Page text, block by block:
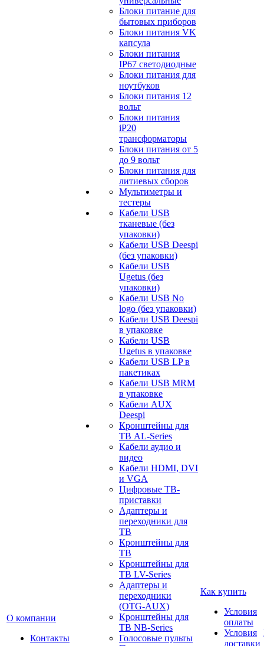
О компании
Контакты
Блоки питание для
бытовых приборов
Блоки питания VK
капсула
Блоки питания
IP67 светодиодные
Блоки питания для
ноутбуков
Блоки питания 12
вольт
Блоки питания
iP20
трансформаторы
Блоки питания от 5
до 9 вольт
Блоки питания для
литиевых сборов
Мультиметры и
тестеры
Кабели USB
тканевые (без
упаковки)
Кабели USB Deespi
(без упаковки)
Кабели USB
Ugetus (без
упаковки)
Кабели USB No
logo (без упаковки)
Кабели USB Deespi
в упаковке
Кабели USB
Ugetus в упаковке
Кабели USB LP в
пакетиках
Кабели USB MRM
в упаковке
Кабели AUX
Deespi
Кронштейны для
ТВ AL-Series
Кабели аудио и
видео
Кабели HDMI, DVI
и VGA
Цифровые ТВ-
приставки
Адаптеры и
переходники для
ТВ
Кронштейны для
ТВ
Кронштейны для
ТВ LV-Series
Адаптеры и
переходники
(OTG-AUX)
Кронштейны для
ТВ NB-Series
Голосовые пульты
Как купить
Условия
оплаты
Условия
доставки